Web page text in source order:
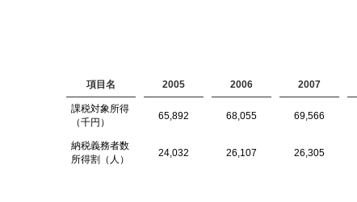
項目名 2005 2006 2007
課税対象所得
（千円）
65,892 68,055 69,566
納税義務者数
所得割（人）
24,032 26,107 26,305